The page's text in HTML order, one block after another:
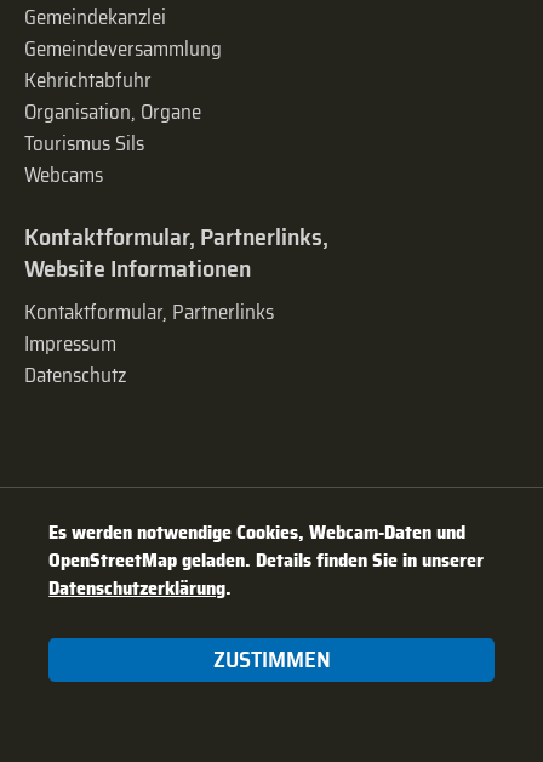
Gemeindekanzlei
Gemeinde­versammlung
Kehrichtabfuhr
Organisation, Organe
Tourismus Sils
Webcams
Kontaktformular, Partnerlinks,
Website Informationen
Kontaktformular, Partnerlinks
Impressum
Datenschutz
Es werden notwendige Cookies, Webcam-Daten und
OpenStreetMap geladen. Details finden Sie in unserer
Datenschutzerklärung.
ZUSTIMMEN